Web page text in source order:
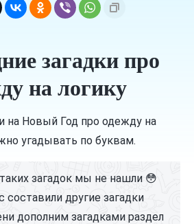
загадки про
на логику
на Новый Год про одежду на
угадывать по буквам.
загадок мы не нашли 😳
составили другие загадки
дополним загадками раздел